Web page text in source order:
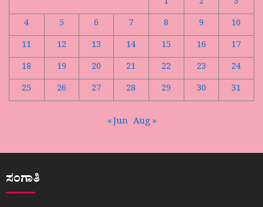
1
2
3
4
5 6 7 8 9
10
11
12 13 14 15 16
17
18
19 20 21 22 23
24
25
26 27 28 29 30 31
« Jun Aug »
ಸಂಗಾತಿ